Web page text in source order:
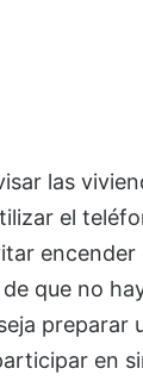
las
el
encender
que no
preparar
en